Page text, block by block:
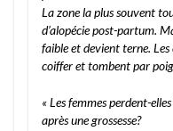
La zone la plus souvent
d’alopécie post-partum.
faible et devient terne.
coiffer et tombent par
« Les femmes perdent-
après une grossesse?